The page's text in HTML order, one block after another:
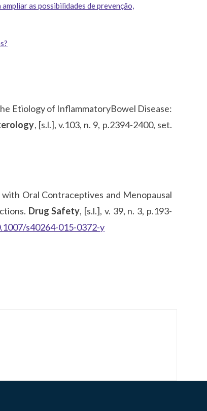
as possibilidades de prevenção,
Etiology of InflammatoryBowel Disease:
, [s.l.], v.103, n. 9, p.2394-2400, set.
Oral Contraceptives and Menopausal
Drug Safety, [s.l.], v. 39, n. 3, p.193-
s40264-015-0372-y